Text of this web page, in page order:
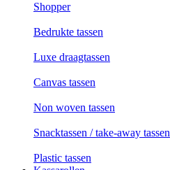
Shopper
Bedrukte tassen
Luxe draagtassen
Canvas tassen
Non woven tassen
Snacktassen / take-away tassen
Plastic tassen